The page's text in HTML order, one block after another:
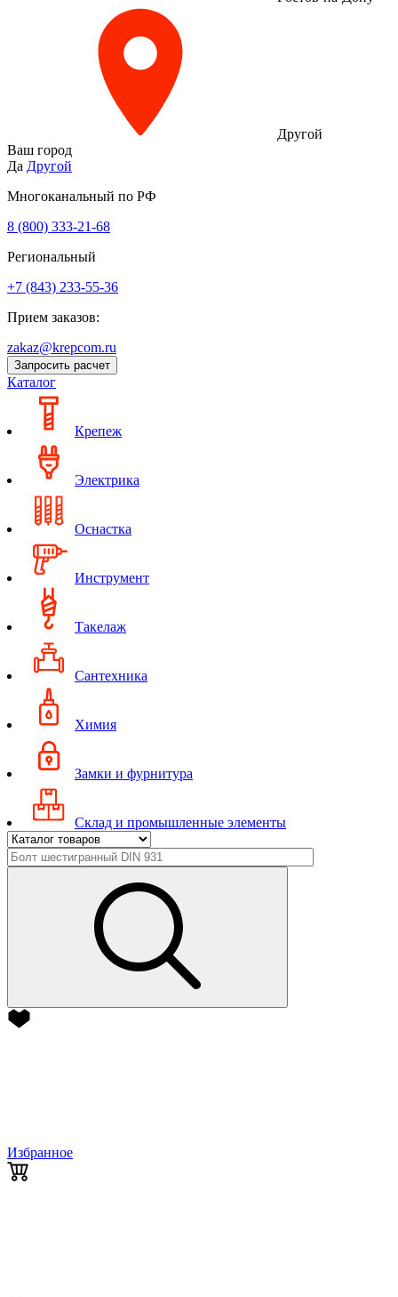
Другой
Ваш город
Да Другой
Многоканальный по РФ
8 (800) 333‑21-68
Региональный
+7 (843) 233-55-36
Прием заказов:
zakaz@krepcom.ru
Запросить расчет
Каталог
Крепеж
Электрика
Оснастка
Инструмент
Такелаж
Сантехника
Химия
Замки и фурнитура
Склад и промышленные элементы
Избранное